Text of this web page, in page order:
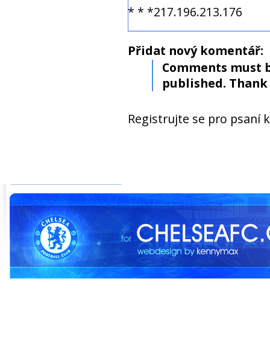
* * *217.196.213.176
Přidat nový komentář:
Comments must
published. Thank
Registrujte se pro psaní